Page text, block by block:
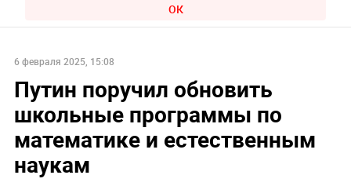
ОК
6 февраля 2025, 15:08
Путин поручил обновить
школьные программы по
математике и естественным
наукам